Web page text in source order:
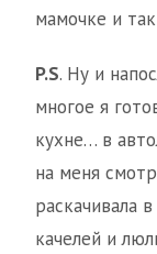
мамочке и
P.S. Ну и
многое я
кухне… в
на меня
раскачивала
качелей и